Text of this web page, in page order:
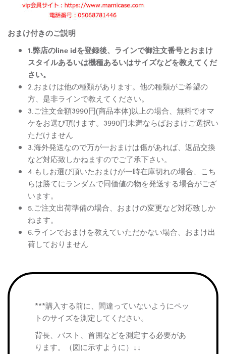
おまけ付きのご説明
1.弊店のline idを登録後、ラインで御注文番号とおまけ
スタイルあるいは機種あるいはサイズなどを教えてくだ
さい。
2.おまけは他の種類があります。他の種類がご希望の
方、是非ラインで教えてください。
3.ご注文金額3990円(商品本体)以上の場合、無料でオマ
ケをお選び頂けます。3990円未満ならばおまけご選択い
ただけません
3.海外発送なので万が一おまけは傷があれば、返品交換
など対応致しかねますのでご了承下さい。
4.もしお選び頂いたおまけが一時在庫切れの場合、こち
らは勝てにランダムで同価値の物を発送する場合がござ
います。
5.ご注文出荷準備の場合、おまけの変更など対応致しか
ねます。
6.ラインでおまけを教えていただかない場合、おまけ出
荷しておりません
***購入する前に、間違っていないようにペッ
トのサイズを測定してください。
背長、バスト、首囲などを測定する必要があ
ります。（図に示すように）↓↓